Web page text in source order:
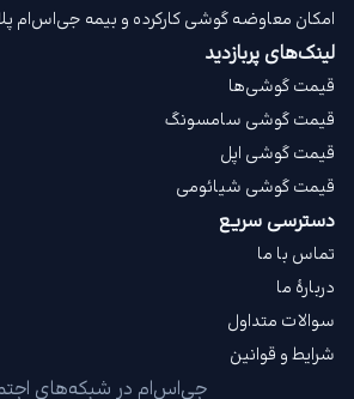
امکان معاوضه گوشی کارکرده و بیمه جی‌اس‌ام‌
لینک‌های پربازدید
قیمت گوشی‌ها
قیمت گوشی سامسونگ
قیمت گوشی اپل
قیمت گوشی شیائومی
دسترسی سریع
تماس با ما
دربارهٔ ما
سوالات متداول
شرایط و قوانین
جی‌اس‌ام در شبکه‌های